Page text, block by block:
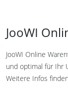
JooWI
JooWI Online
und optimal für Ihr
Weitere Infos